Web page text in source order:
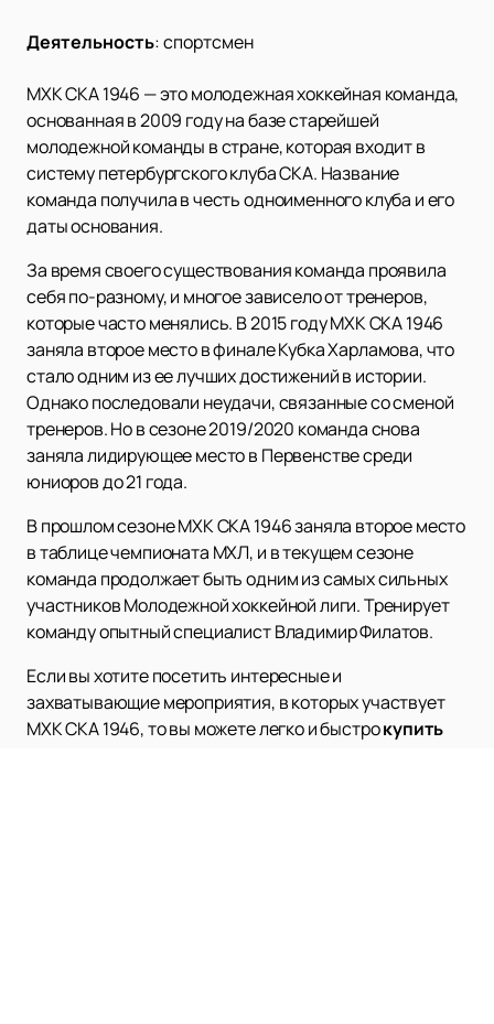
Деятельность:спортсмен
МХК СКА 1946 — это молодежная хоккейная команда,
основанная в 2009 году на базе старейшей
молодежной команды в стране, которая входит в
систему петербургского клуба СКА. Название
команда получила в честь одноименного клуба и его
даты основания.
За время своего существования команда проявила
себя по-разному, и многое зависело от тренеров,
которые часто менялись. В 2015 году МХК СКА 1946
заняла второе место в финале Кубка Харламова, что
стало одним из ее лучших достижений в истории.
Однако последовали неудачи, связанные со сменой
тренеров. Но в сезоне 2019/2020 команда снова
заняла лидирующее место в Первенстве среди
юниоров до 21 года.
В прошлом сезоне МХК СКА 1946 заняла второе место
в таблице чемпионата МХЛ, и в текущем сезоне
команда продолжает быть одним из самых сильных
участников Молодежной хоккейной лиги. Тренирует
команду опытный специалист Владимир Филатов.
Если вы хотите посетить интересные и
захватывающие мероприятия, в которых участвует
МХК СКА 1946, то вы можете легко и быстрокупить